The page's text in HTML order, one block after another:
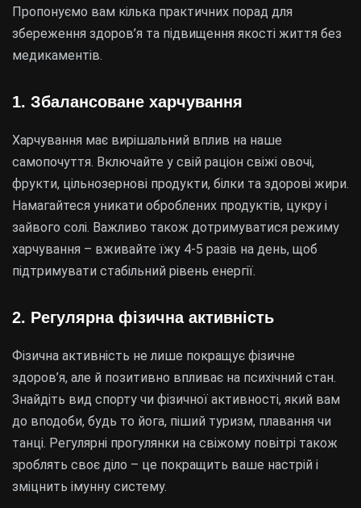
Пропонуємо вам кілька практичних порад для
збереження здоров’я та підвищення якості життя без
медикаментів.
1. Збалансоване харчування
Харчування має вирішальний вплив на наше
самопочуття. Включайте у свій раціон свіжі овочі,
фрукти, цільнозернові продукти, білки та здорові жири.
Намагайтеся уникати оброблених продуктів, цукру і
зайвого солі. Важливо також дотримуватися режиму
харчування – вживайте їжу 4-5 разів на день, щоб
підтримувати стабільний рівень енергії.
2. Регулярна фізична активність
Фізична активність не лише покращує фізичне
здоров’я, але й позитивно впливає на психічний стан.
Знайдіть вид спорту чи фізичної активності, який вам
до вподоби, будь то йога, піший туризм, плавання чи
танці. Регулярні прогулянки на свіжому повітрі також
зроблять своє діло – це покращить ваше настрій і
зміцнить імунну систему.